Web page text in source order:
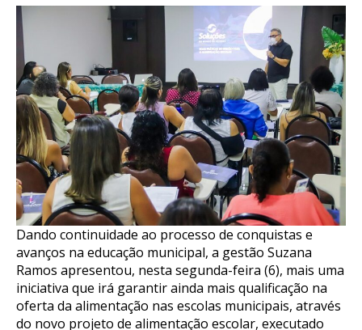
Dando continuidade ao processo de conquistas e
avanços na educação municipal, a gestão Suzana
Ramos apresentou, nesta segunda-feira (6), mais uma
iniciativa que irá garantir ainda mais qualificação na
oferta da alimentação nas escolas municipais, através
do novo projeto de alimentação escolar, executado